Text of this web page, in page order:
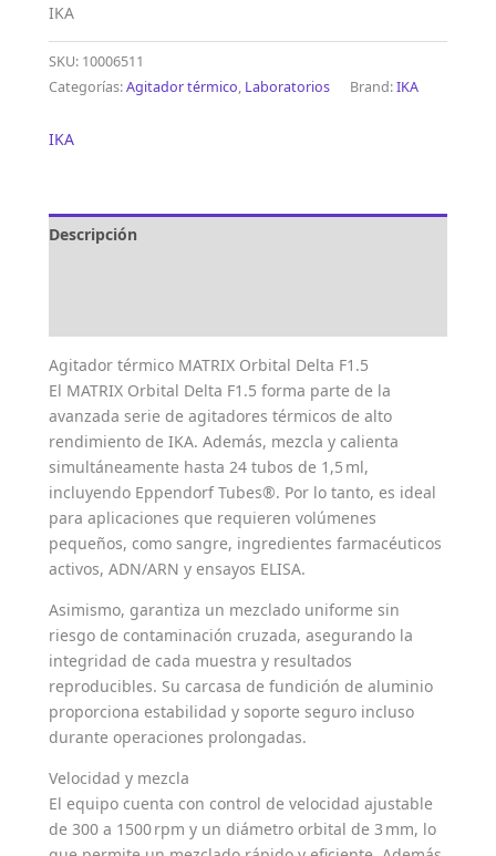
IKA
SKU: 10006511
Categorías:Agitador térmico, Laboratorios Brand:IKA
IKA
Descripción
Agitador térmico MATRIX Orbital Delta F1.5
El MATRIX Orbital Delta F1.5 forma parte de la
avanzada serie de agitadores térmicos de alto
rendimiento de IKA. Además, mezcla y calienta
simultáneamente hasta 24 tubos de 1,5 ml,
incluyendo Eppendorf Tubes®. Por lo tanto, es ideal
para aplicaciones que requieren volúmenes
pequeños, como sangre, ingredientes farmacéuticos
activos, ADN/ARN y ensayos ELISA.
Asimismo, garantiza un mezclado uniforme sin
riesgo de contaminación cruzada, asegurando la
integridad de cada muestra y resultados
reproducibles. Su carcasa de fundición de aluminio
proporciona estabilidad y soporte seguro incluso
durante operaciones prolongadas.
Velocidad y mezcla
El equipo cuenta con control de velocidad ajustable
de 300 a 1500 rpm y un diámetro orbital de 3 mm, lo